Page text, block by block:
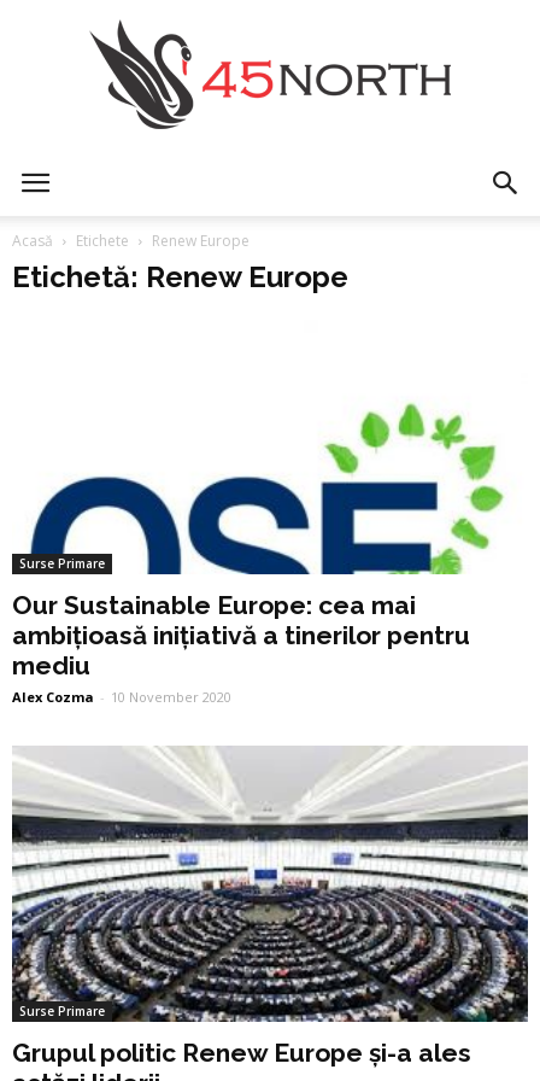
Acasă Etichete Renew Europe
Etichetă: Renew Europe
Surse Primare
Our Sustainable Europe: cea mai
ambițioasă inițiativă a tinerilor pentru
mediu
Alex Cozma - 10 November 2020
Surse Primare
Grupul politic Renew Europe și-a ales